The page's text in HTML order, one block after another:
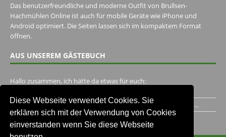
Diese Webseite verwendet Cookies. Sie
erklären sich mit der Verwendung von Cookies
einverstanden wenn Sie diese Webseite
Das benutzerfreundliche und moderne Outfit von Brullsen-
Hachmühlen Online ist auch für mobile Geräte wie iPhone und
Android optimiert. Die Seiten lassen sich im kompaktem Format
öffnen.
AUS UNSEREM GÄSTEBUCH
Hallo zusammen, ich hätte da etwas für euch:
Ich habe ein Jahr im Gasthaus Hugo Pape verbracht..Habe ihn...
Unser Gästebuch besuchen